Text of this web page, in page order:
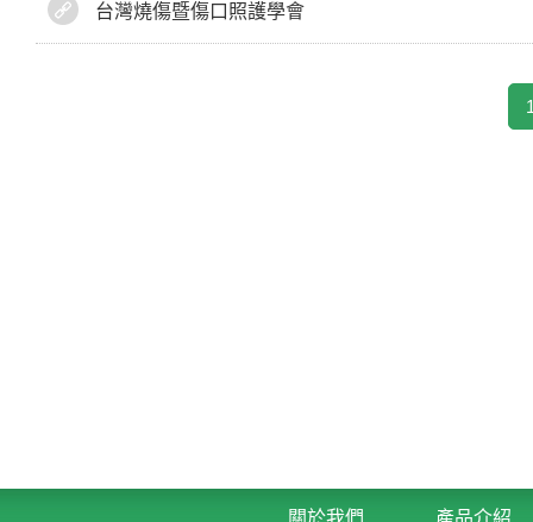
台灣燒傷暨傷口照護學會
關於我們 產品介紹